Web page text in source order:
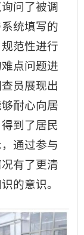
问了被调
统填写的
范性进行
点问题进
员展现出
耐心向居
到了居民
通过参与
有了更清
的意识。